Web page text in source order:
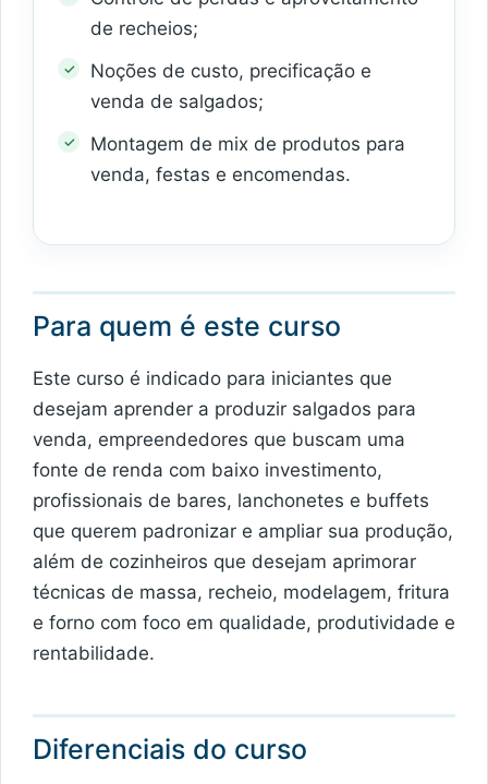
de recheios;
Noções de custo, precificação e
venda de salgados;
Montagem de mix de produtos para
venda, festas e encomendas.
Para quem é este curso
Este curso é indicado para iniciantes que
desejam aprender a produzir salgados para
venda, empreendedores que buscam uma
fonte de renda com baixo investimento,
profissionais de bares, lanchonetes e buffets
que querem padronizar e ampliar sua produção,
além de cozinheiros que desejam aprimorar
técnicas de massa, recheio, modelagem, fritura
e forno com foco em qualidade, produtividade e
rentabilidade.
Diferenciais do curso